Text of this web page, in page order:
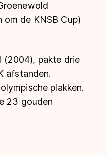
de KNSB Cup)
(2004), pakte drie
afstanden.
plakken.
23 gouden